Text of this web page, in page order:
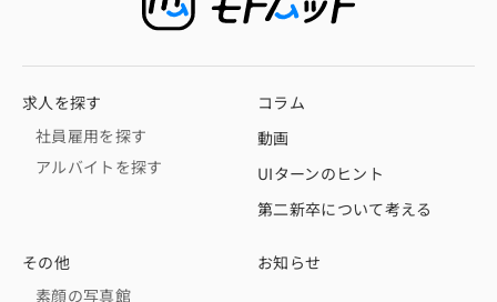
求人を探す
社員雇用を探す
アルバイトを探す
コラム
動画
UIターンのヒント
第二新卒について考える
その他
素顔の写真館
お知らせ